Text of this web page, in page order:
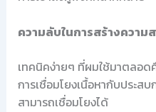
ความลับในการสร้างความ
เทคนิคง่ายๆ ที่ผมใช้มาตลอด
การเชื่อมโยงเนื้อหากับประส
สามารถเชื่อมโยงได้